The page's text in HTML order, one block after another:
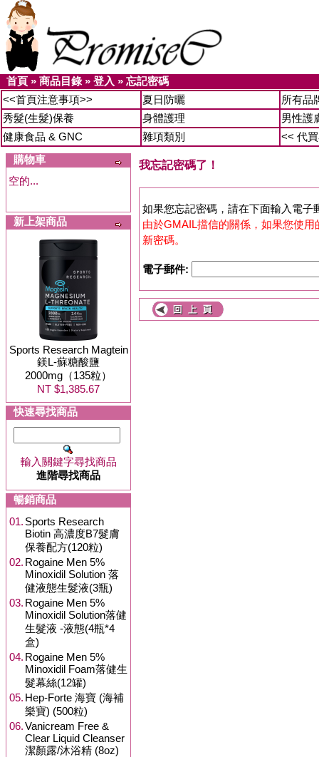
首頁 » 商品目錄» 登入 » 忘記密碼
<<首頁注意事項>>
夏日防曬
所有品
秀髮(生髮)保養
身體護理
男性護
健康食品 & GNC
雜項類別
<< 代
購物車
空的...
新上架商品
Sports Research Magtein
鎂L-蘇糖酸鹽
2000mg（135粒）
NT $1,385.67
快速尋找商品
輸入關鍵字尋找商品
進階尋找商品
暢銷商品
01. Sports Research
Biotin 高濃度B7髮膚
保養配方(120粒)
02. Rogaine Men 5%
Minoxidil Solution 落
健液態生髮液(3瓶)
03. Rogaine Men 5%
Minoxidil Solution落健
生髮液 -液態(4瓶*4
盒)
04. Rogaine Men 5%
Minoxidil Foam落健生
髮幕絲(12罐)
05. Hep-Forte 海寶 (海補
樂寶) (500粒)
06.Vanicream Free &
Clear Liquid Cleanser
潔顏露/沐浴精 (8oz)
我忘記密碼了！
如果您忘記密碼，請在下面輸入電子
由於GMAIL擋信的關係，如果您使
新密碼。
電子郵件: